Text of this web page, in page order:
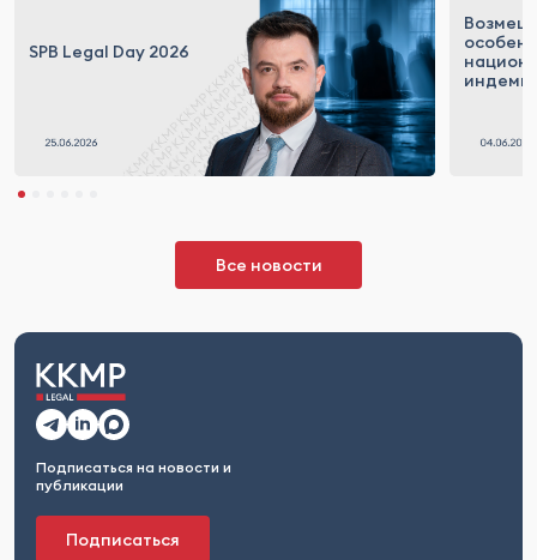
SPB Legal Day 2026
Все новости
Подписаться на новости и
публикации
Подписаться